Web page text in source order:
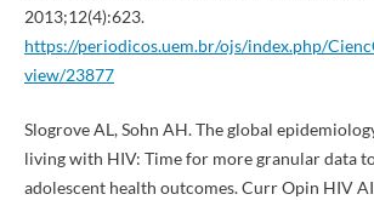
2013;12(4):623.
https://periodicos.uem.br/ojs/index.php/
view/23877
Slogrove AL, Sohn AH. The global
living with HIV: Time for more granular data
adolescent health outcomes. Curr Opin HIV